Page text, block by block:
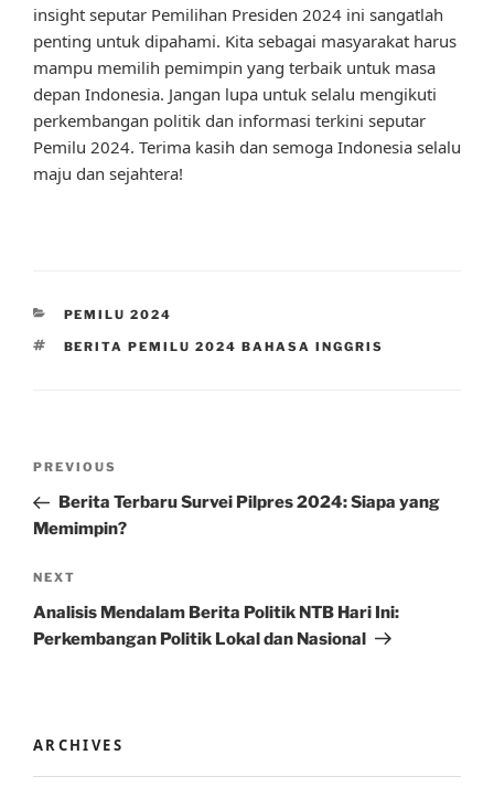
insight seputar Pemilihan Presiden 2024 ini sangatlah
penting untuk dipahami. Kita sebagai masyarakat harus
mampu memilih pemimpin yang terbaik untuk masa
depan Indonesia. Jangan lupa untuk selalu mengikuti
perkembangan politik dan informasi terkini seputar
Pemilu 2024. Terima kasih dan semoga Indonesia selalu
maju dan sejahtera!
CATEGORIES
PEMILU 2024
TAGS
BERITA PEMILU 2024 BAHASA INGGRIS
Previous
Post
PREVIOUS
Berita Terbaru Survei Pilpres 2024: Siapa yang
Memimpin?
Next
Post
NEXT
Analisis Mendalam Berita Politik NTB Hari Ini:
Perkembangan Politik Lokal dan Nasional
ARCHIVES